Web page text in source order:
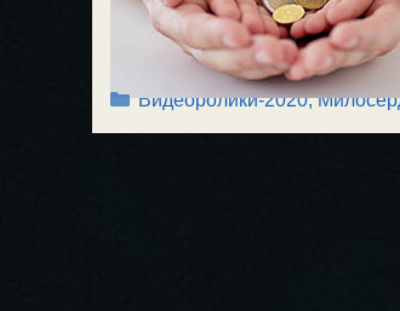
Рубрики
Видеоролики-2020,